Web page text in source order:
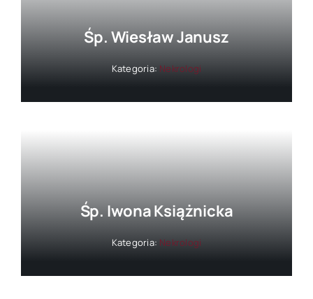
Śp. Wiesław Janusz
Kategoria: Nekrologi
Śp. Iwona Książnicka
Kategoria: Nekrologi